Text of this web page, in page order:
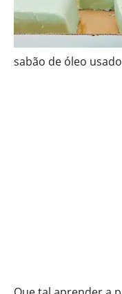
sabão de óleo usado